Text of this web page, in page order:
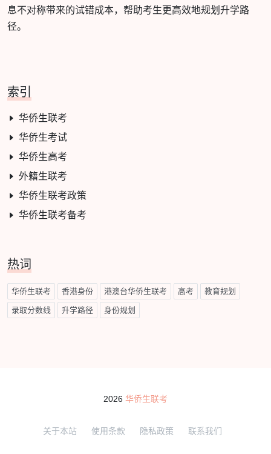
息不对称带来的试错成本，帮助考生更高效地规划升学路
径。
索引
华侨生联考
华侨生考试
华侨生高考
外籍生联考
华侨生联考政策
华侨生联考备考
热词
华侨生联考 香港身份 港澳台华侨生联考 高考 教育规划
录取分数线 升学路径 身份规划
2026 华侨生联考
关于本站 使用条款 隐私政策 联系我们